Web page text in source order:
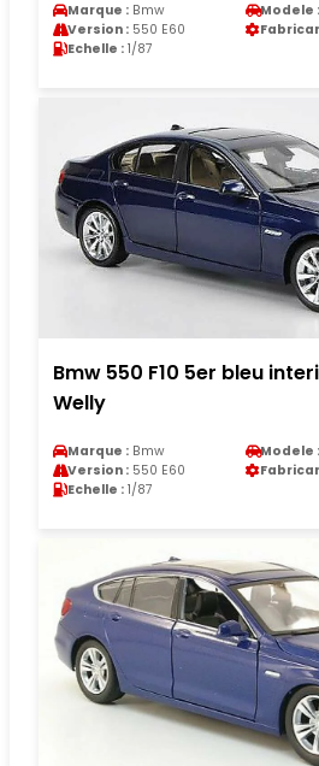
Marque : Bmw Modele :
Version : 550 E60
Echelle : 1/87
Bmw 550 F10 5er bleu
Welly
Marque : Bmw Modele :
Version : 550 E60
Echelle : 1/87